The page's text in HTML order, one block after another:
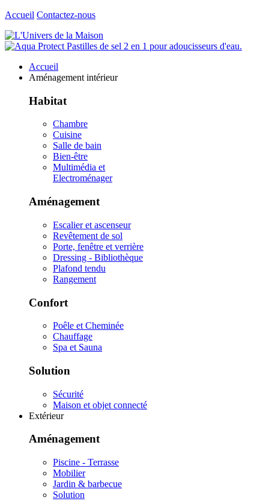
Accueil Contactez-nous
Accueil
Aménagement intérieur
Habitat
Chambre
Cuisine
Salle de bain
Bien-être
Multimédia et
Electroménager
Aménagement
Escalier et ascenseur
Revêtement de sol
Porte, fenêtre et verrière
Dressing - Bibliothèque
Plafond tendu
Rangement
Confort
Poêle et Cheminée
Chauffage
Spa et Sauna
Solution
Sécurité
Maison et objet connecté
Extérieur
Aménagement
Piscine - Terrasse
Mobilier
Jardin & barbecue
Solution